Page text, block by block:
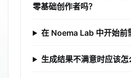
零基础创作者吗？
在 Noema Lab 中开始前
生成结果不满意时应该怎